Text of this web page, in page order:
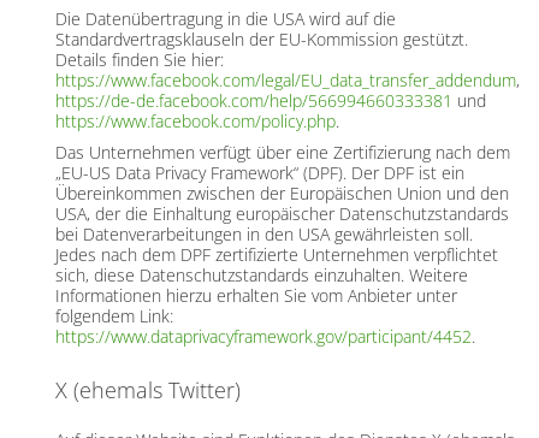
Die Datenübertragung in die USA wird auf die
Standardvertragsklauseln der EU-Kommission gestützt.
Details finden Sie hier:
https://www.facebook.com/legal/EU_data_transfer_addendum,
https://de-de.facebook.com/help/566994660333381 und
https://www.facebook.com/policy.php.
Das Unternehmen verfügt über eine Zertifizierung nach dem
„EU-US Data Privacy Framework“ (DPF). Der DPF ist ein
Übereinkommen zwischen der Europäischen Union und den
USA, der die Einhaltung europäischer Datenschutzstandards
bei Datenverarbeitungen in den USA gewährleisten soll.
Jedes nach dem DPF zertifizierte Unternehmen verpflichtet
sich, diese Datenschutzstandards einzuhalten. Weitere
Informationen hierzu erhalten Sie vom Anbieter unter
folgendem Link:
https://www.dataprivacyframework.gov/participant/4452.
X (ehemals Twitter)